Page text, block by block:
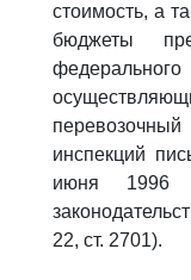
стоимость, а
бюджеты
инспекций
июня 1996
22, ст. 2701).